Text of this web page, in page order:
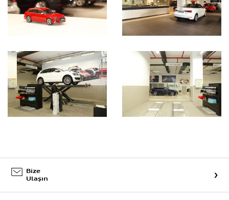
Bize
Ulaşın